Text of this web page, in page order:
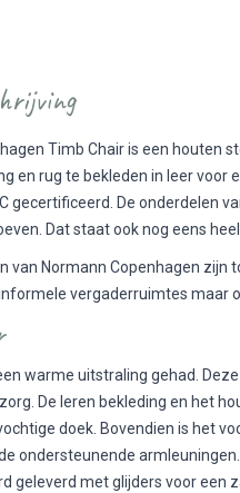
Timb Chair is een houten
en rug te bekleden in leer voor
gecertificeerd. De onderdelen
Dat staat ook nog eens heel
van Normann Copenhagen zijn
vergaderruimtes maar
warme uitstraling gehad.
De leren bekleding en het
doek. Bovendien is het
ondersteunende armleuningen.
geleverd met glijders voor een